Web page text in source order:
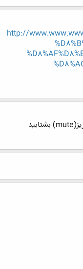
http://
3روز جشن و پایکوبی تا 3 خرداد تولد سعید عزیز(mute) بشتابید